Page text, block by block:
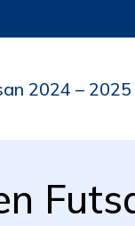
2024 – 2025